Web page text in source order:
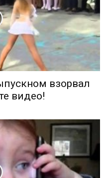
взорвал
видео!